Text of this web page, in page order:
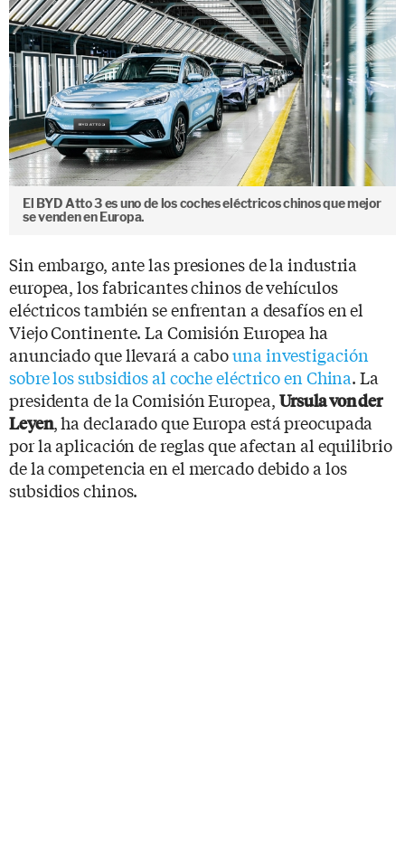
El BYD Atto 3 es uno de los coches eléctricos chinos que mejor
se venden en Europa.
Sin embargo, ante las presiones de la industria
europea, los fabricantes chinos de vehículos
eléctricos también se enfrentan a desafíos en el
Viejo Continente. La Comisión Europea ha
anunciado que llevará a cabouna investigación
sobre los subsidios al coche eléctrico en China. La
presidenta de la Comisión Europea, Ursula von der
Leyen, ha declarado que Europa está preocupada
por la aplicación de reglas que afectan al equilibrio
de la competencia en el mercado debido a los
subsidios chinos.